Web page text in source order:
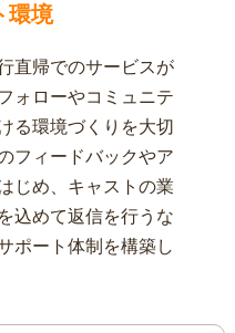
環境
直帰でのサービスが
ォローやコミュニテ
る環境づくりを大切
フィードバックやア
じめ、キャストの業
込めて返信を行うな
ポート体制を構築し